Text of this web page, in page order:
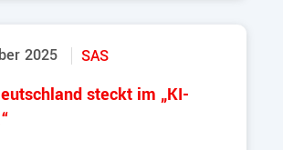
2025 SAS
steckt im „KI-